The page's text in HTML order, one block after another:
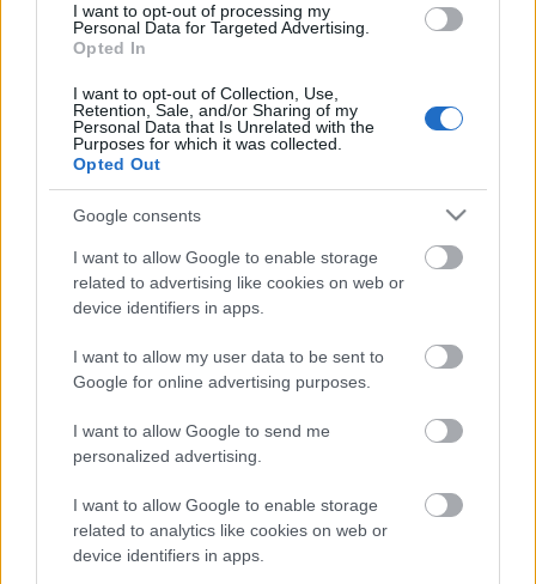
I want to opt-out of processing my
Personal Data for Targeted Advertising.
Opted In
I want to opt-out of Collection, Use,
Retention, Sale, and/or Sharing of my
Personal Data that Is Unrelated with the
Purposes for which it was collected.
Opted Out
Google consents
I want to allow Google to enable storage
related to advertising like cookies on web or
device identifiers in apps.
I want to allow my user data to be sent to
Google for online advertising purposes.
I want to allow Google to send me
personalized advertising.
I want to allow Google to enable storage
related to analytics like cookies on web or
device identifiers in apps.
Instagramonazt is elárulta, hogy a 17 számos
Unlimited Love
Canteenis dupla lemez lesz, és szerinte a zenekar
egyik legjobbja.Az album előrendelhető a hivatalos
oldalán, azUnlimited Love-rólITT, a budapesti
koncertről pedig